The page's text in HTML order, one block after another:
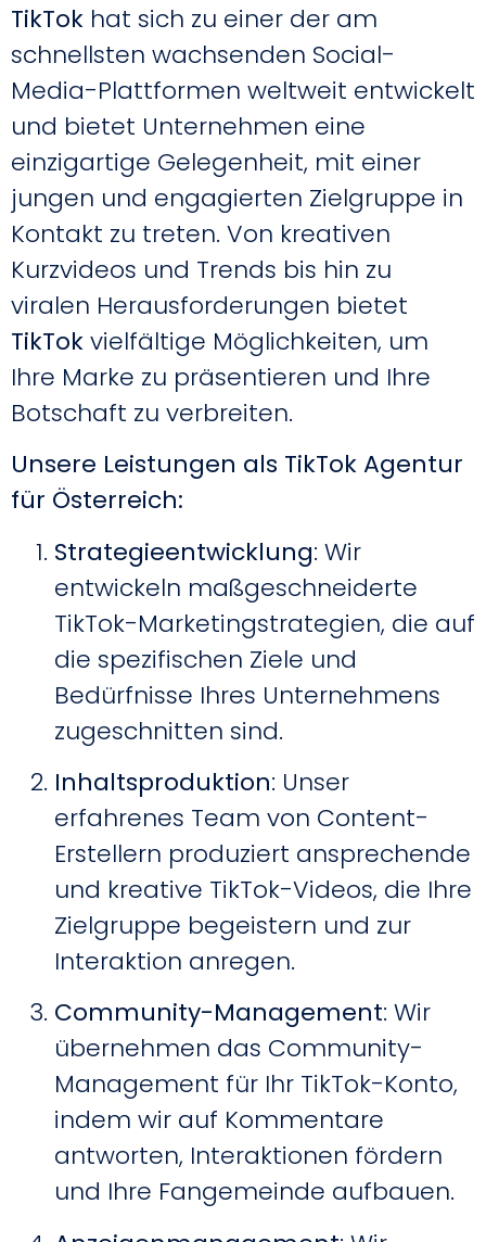
TikTok hat sich zu einer der am
schnellsten wachsenden Social-
Media-Plattformen weltweit entwickelt
und bietet Unternehmen eine
einzigartige Gelegenheit, mit einer
jungen und engagierten Zielgruppe in
Kontakt zu treten. Von kreativen
Kurzvideos und Trends bis hin zu
viralen Herausforderungen bietet
TikTokvielfältige Möglichkeiten, um
Ihre Marke zu präsentieren und Ihre
Botschaft zu verbreiten.
Unsere Leistungen als TikTok Agentur
für Österreich:
Strategieentwicklung: Wir
entwickeln maßgeschneiderte
TikTok-Marketingstrategien, die auf
die spezifischen Ziele und
Bedürfnisse Ihres Unternehmens
zugeschnitten sind.
Inhaltsproduktion: Unser
erfahrenes Team von Content-
Erstellern produziert ansprechende
und kreative TikTok-Videos, die Ihre
Zielgruppe begeistern und zur
Interaktion anregen.
Community-Management: Wir
übernehmen das Community-
Management für Ihr TikTok-Konto,
indem wir auf Kommentare
antworten, Interaktionen fördern
und Ihre Fangemeinde aufbauen.